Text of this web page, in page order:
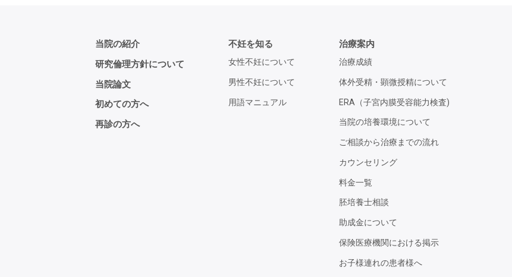
当院の紹介
研究倫理方針について
当院論文
初めての方へ
再診の方へ
不妊を知る
女性不妊について
男性不妊について
用語マニュアル
治療案内
治療成績
体外受精・顕微授精について
ERA（子宮内膜受容能力検査)
当院の培養環境について
ご相談から治療までの流れ
カウンセリング
料金一覧
胚培養士相談
助成金について
保険医療機関における掲示
お子様連れの患者様へ